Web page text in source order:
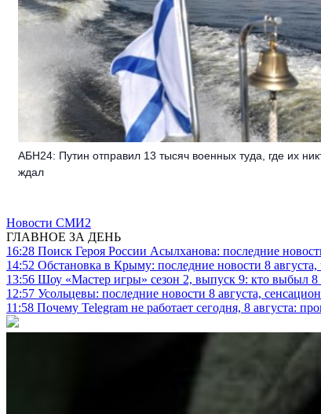
АБН24: Путин отправил 13 тысяч военных туда, где их
ждал
Новости СМИ2
ГЛАВНОЕ ЗА ДЕНЬ
16:28 Поиск Героя России Асылханова: последние
14:52 Обстановка в Крыму: последние новости 8
13:56 Шоу «Мастер игры» сезон 2, выпуск 9: кто выбыл 8
12:57 Усольцевы: последние новости 8 августа,
11:58 Почему Telegram не работает сегодня, 8 августа: